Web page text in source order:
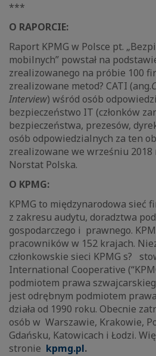
***
O RAPORCIE:
Raport KPMG w Polsce pt.
mobilnych” powstał na
zrealizowanego na próbie 100
zrealizowane metod? CATI (ang.
Interview) wśród osób
bezpieczeństwo IT (członków
bezpieczeństwa, prezesów,
osób odpowiedzialnych za ten
zrealizowane we wrześniu
Norstat Polska.
O KPMG:
KPMG to międzynarodowa sieć
z zakresu audytu, doradztwa
gospodarczego i prawnego.
pracowników w 152 krajach.
członkowskie sieci KPMG s?
International Cooperative
podmiotem prawa
jest odrębnym podmiotem
działa od 1990 roku. Obecnie
osób w Warszawie, Krakowie,
Gdańsku, Katowicach i Łodzi.
stronie kpmg.pl.